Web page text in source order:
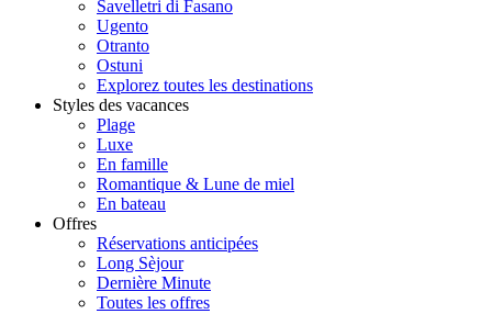
Savelletri di Fasano
Ugento
Otranto
Ostuni
Explorez toutes les destinations
Styles des vacances
Plage
Luxe
En famille
Romantique & Lune de miel
En bateau
Offres
Réservations anticipées
Long Sèjour
Dernière Minute
Toutes les offres